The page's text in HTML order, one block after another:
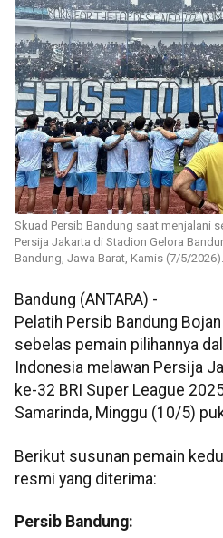
Skuad Persib Bandung saat menjalani
Persija Jakarta di Stadion Gelora
Bandung, Jawa Barat, Kamis (7/5/
Bandung (ANTARA) -
Pelatih Persib Bandung
sebelas pemain pilihannya
Indonesia melawan Persija
ke-32 BRI Super League
Samarinda, Minggu (10/5)
Berikut susunan pemain
resmi yang diterima:
Persib Bandung: